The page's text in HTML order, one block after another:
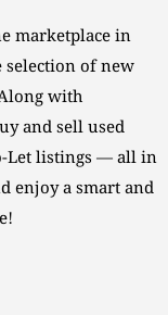
marketplace in
selection of new
with
and sell used
Let listings — all in
enjoy a smart and